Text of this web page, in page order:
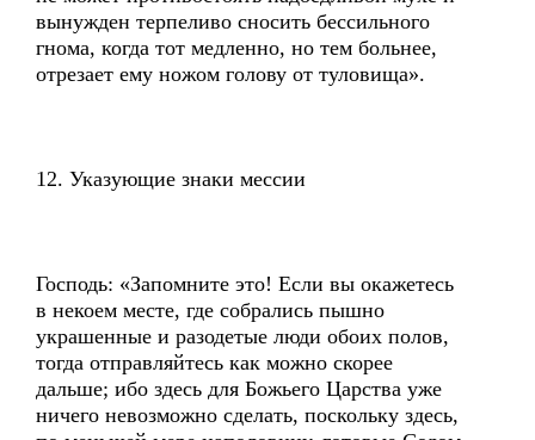
вынужден терпеливо сносить бессильного
гнома, когда тот медленно, но тем больнее,
отрезает ему ножом голову от туловища».
12. Указующие знаки мессии
Господь: «Запомните это! Если вы окажетесь
в некоем месте, где собрались пышно
украшенные и разодетые люди обоих полов,
тогда отправляйтесь как можно скорее
дальше; ибо здесь для Божьего Царства уже
ничего невозможно сделать, поскольку здесь,